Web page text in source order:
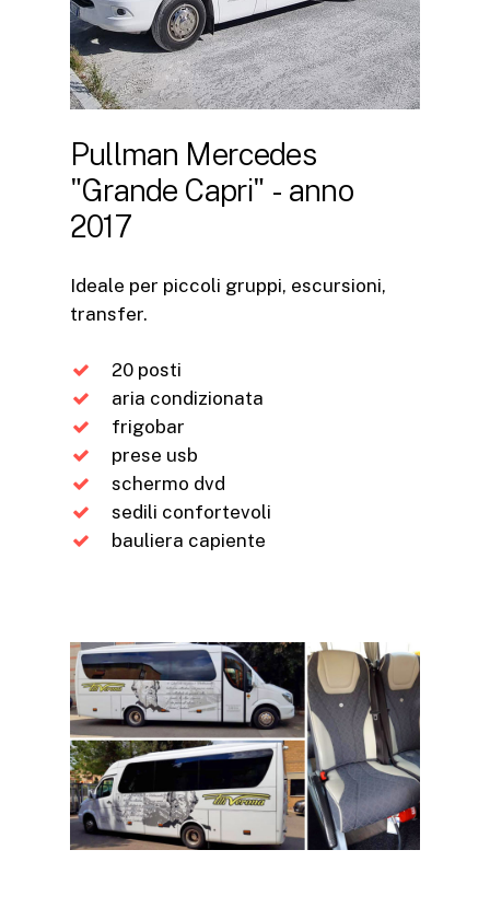
Pullman Mercedes
"Grande Capri" - anno
2017
Ideale per piccoli gruppi, escursioni,
transfer.
20 posti
aria condizionata
frigobar
prese usb
schermo dvd
sedili confortevoli
bauliera capiente